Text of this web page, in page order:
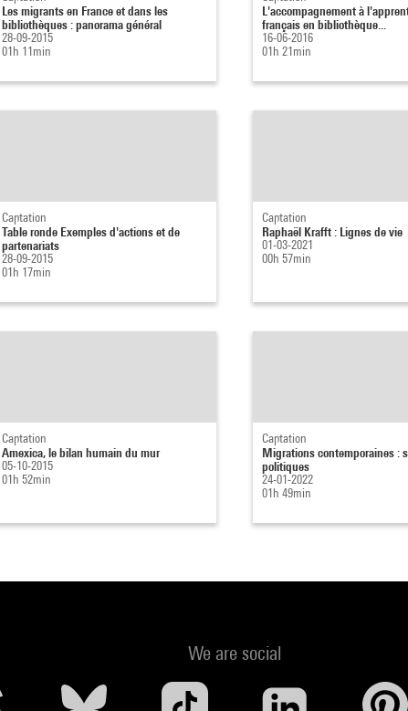
Les migrants en France et dans les
bibliothèques : panorama général
28-09-2015
01h 11min
L'accompagnement à
français en bibliothèque...
16-06-2016
01h 21min
Captation
Table ronde Exemples d'actions et de
partenariats
28-09-2015
01h 17min
Captation
Raphaël Krafft : Lignes de vie
01-03-2021
00h 57min
Captation
Amexica, le bilan humain du mur
05-10-2015
01h 52min
Captation
Migrations contemporaines :
politiques
24-01-2022
01h 49min
We are social